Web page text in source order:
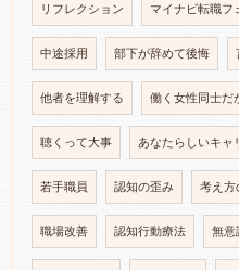
リフレクション マイナビ転職フ
中途採用 部下が辞めて後悔
他者を理解する 働く女性同士だ
聴くって大事 あなたらしいキャ
若手職員 認知の歪み 考え方
職場改善 認知行動療法 無意